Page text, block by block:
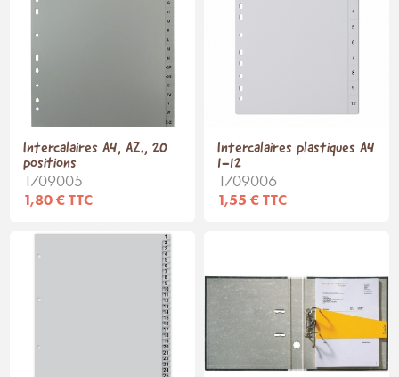
Intercalaires A4, AZ., 20
positions
1709005
1,80 € TTC
Intercalaires plastiques A4
1-12
1709006
1,55 € TTC